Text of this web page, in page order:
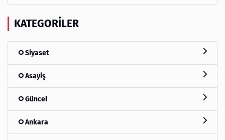
KATEGORILER
Siyaset
Asayiş
Güncel
Ankara